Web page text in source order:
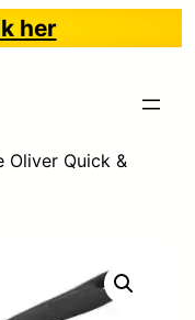
her
Oliver Quick &